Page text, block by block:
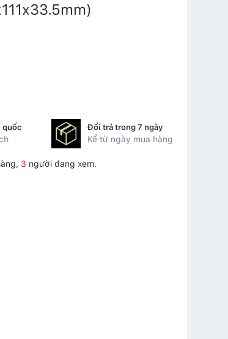
quốc Đổi trả trong 7 ngày
Kể từ ngày mua hàng
3 người đang xem.